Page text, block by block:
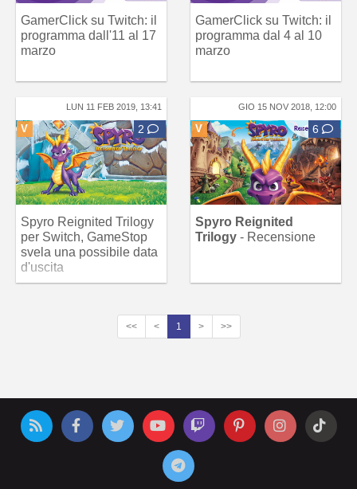
GamerClick su Twitch: il
programma dall'11 al 17
marzo
GamerClick su Twitch: il
programma dal 4 al 10
marzo
LUN 11 FEB 2019, 13:41
V 2
Spyro Reignited Trilogy
per Switch, GameStop
svela una possibile data
d'uscita
GIO 15 NOV 2018, 12:00
V 6
Spyro Reignited
Trilogy - Recensione
<< < 1 > >>